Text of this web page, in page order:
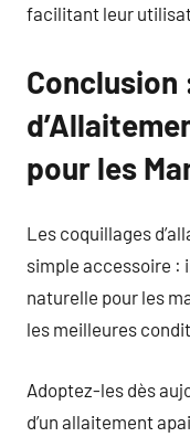
facilitant leur
Conclusion
pour les
Les coquillages
simple accessoire :
naturelle pour les
les meilleures
Adoptez-les dès
d’un allaitement